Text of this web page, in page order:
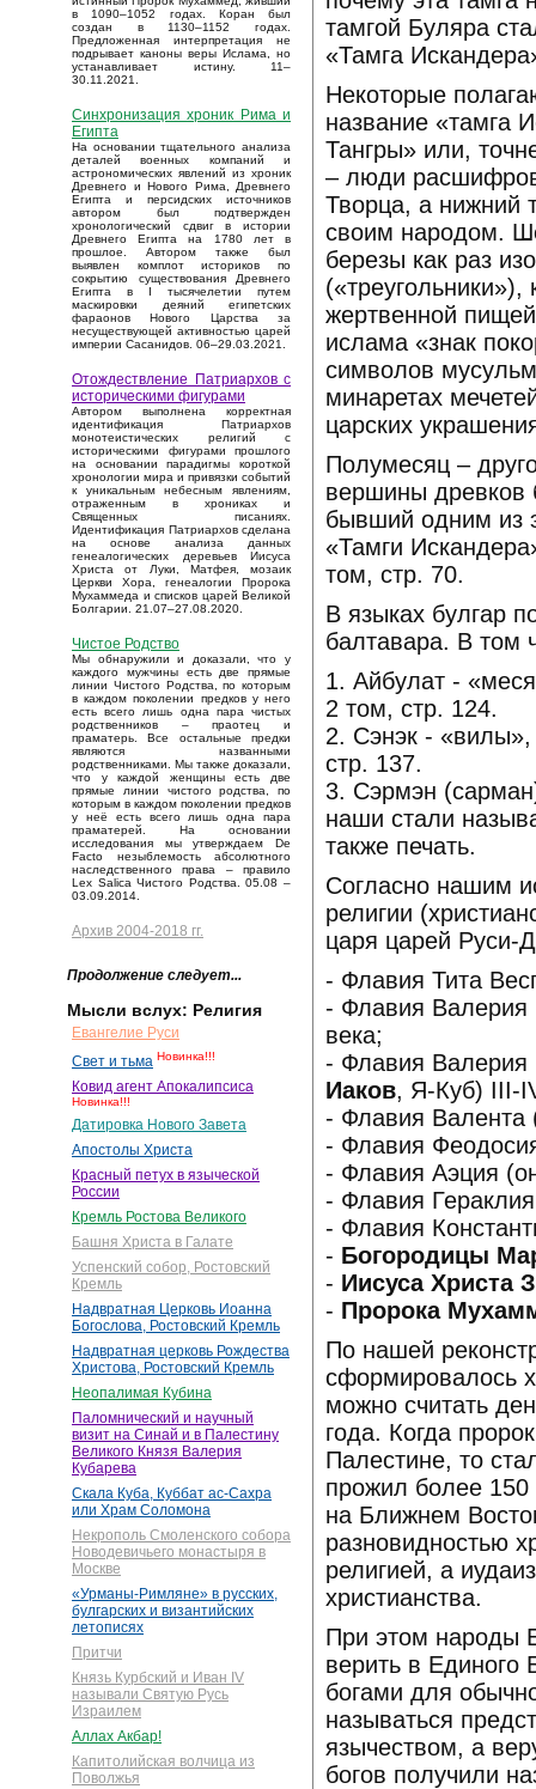
в 1090–1052 годах. Коран был
создан в 1130–1152 годах.
Предложенная интерпретация не
подрывает каноны веры Ислама, но
устанавливает истину. 11–
30.11.2021.
Синхронизация хроник Рима и
Египта
На основании тщательного анализа
деталей военных компаний и
астрономических явлений из хроник
Древнего и Нового Рима, Древнего
Египта и персидских источников
автором был подтвержден
хронологический сдвиг в истории
Древнего Египта на 1780 лет в
прошлое. Автором также был
выявлен комплот историков по
сокрытию существования Древнего
Египта в I тысячелетии путем
маскировки деяний египетских
фараонов Нового Царства за
несуществующей активностью царей
империи Сасанидов. 06–29.03.2021.
Отождествление Патриархов с
историческими фигурами
Автором выполнена корректная
идентификация Патриархов
монотеистических религий с
историческими фигурами прошлого
на основании парадигмы короткой
хронологии мира и привязки событий
к уникальным небесным явлениям,
отраженным в хрониках и
Священных писаниях.
Идентификация Патриархов сделана
на основе анализа данных
генеалогических деревьев Иисуса
Христа от Луки, Матфея, мозаик
Церкви Хора, генеалогии Пророка
Мухаммеда и списков царей Великой
Болгарии. 21.07–27.08.2020.
Чистое Родство
Мы обнаружили и доказали, что у
каждого мужчины есть две прямые
линии Чистого Родства, по которым
в каждом поколении предков у него
есть всего лишь одна пара чистых
родственников – праотец и
праматерь. Все остальные предки
являются названными
родственниками. Мы также доказали,
что у каждой женщины есть две
прямые линии чистого родства, по
которым в каждом поколении предков
у неё есть всего лишь одна пара
праматерей. На основании
исследования мы утверждаем De
Facto незыблемость абсолютного
наследственного права – правило
Lex Salica Чистого Родства. 05.08 –
03.09.2014.
Архив 2004-2018 гг.
Продолжение следует...
Мысли вслух: Религия
Евангелие Руси
Свет и тьма Новинка!!!
Ковид агент Апокалипсиса
Новинка!!!
Датировка Нового Завета
Апостолы Христа
Красный петух в языческой
России
Кремль Ростова Великого
Башня Христа в Галате
Успенский собор, Ростовский
Кремль
Надвратная Церковь Иоанна
Богослова, Ростовский Кремль
Надвратная церковь Рождества
Христова, Ростовский Кремль
Неопалимая Кубина
Паломнический и научный
визит на Синай и в Палестину
Великого Князя Валерия
Кубарева
Скала Куба, Куббат ас-Сахра
или Храм Соломона
Некрополь Смоленского собора
Новодевичьего монастыря в
Москве
«Урманы-Римляне» в русских,
булгарских и византийских
летописях
Притчи
Князь Курбский и Иван IV
называли Святую Русь
Израилем
Аллах Акбар!
Капитолийская волчица из
Поволжья
тамгой Буляра
«Тамга
Некоторые
название «тамга
Тангры» или,
– люди
Творца, а нижний
своим народом.
березы как раз
жертвенной
ислама «знак
символов
минаретах
царских
Полумесяц –
вершины древков
бывший одним из
«Тамги
том, стр. 70.
В языках булгар
балтавара. В том
1. Айбулат -
2 том, стр. 124.
2. Сэнэк -
стр. 137.
3. Сэрмэн
наши стали
также печать.
Согласно нашим
религии
царя царей Руси-
- Флавия Тита
- Флавия Валерия
века;
- Флавия Валерия
Иаков, Я-Куб) III-
- Флавия
- Флавия
- Флавия Аэция
- Флавия
- Флавия
- Богородицы
- Иисуса Христа
- Пророка
По нашей
сформировалось
можно считать
года. Когда
Палестине, то
прожил более 150
на Ближнем
разновидностью
религией, а
христианства.
При этом народы
верить в
богами для
называться
язычеством, а
богов получили